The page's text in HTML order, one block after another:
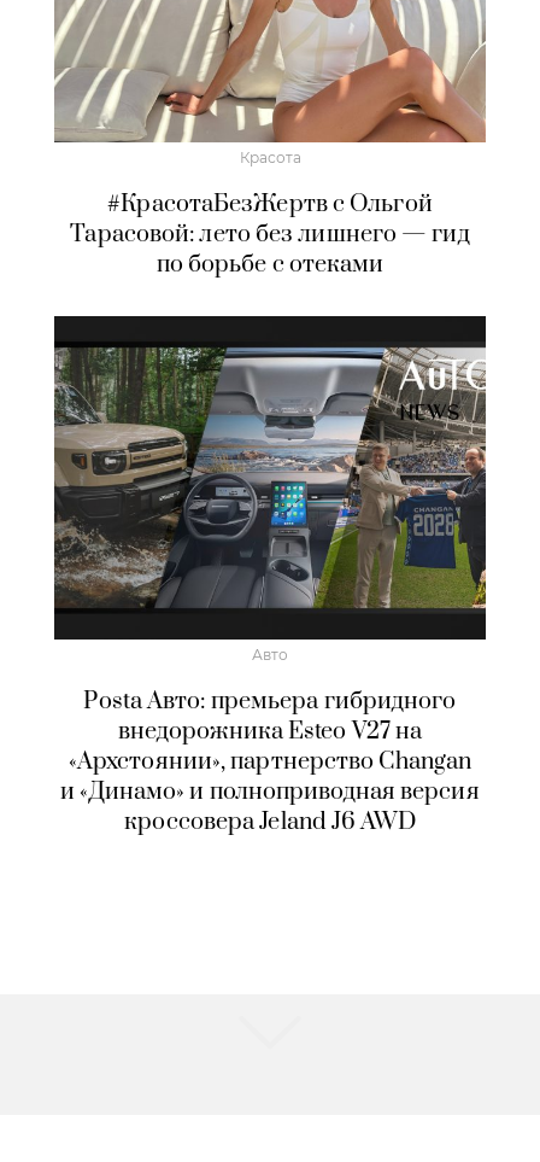
Красота
#КрасотаБезЖертв с Ольгой
Тарасовой: лето без лишнего — гид
по борьбе с отеками
Авто
Posta Авто: премьера гибридного
внедорожника Esteo V27 на
«Архстоянии», партнерство Changan
и «Динамо» и полноприводная версия
кроссовера Jeland J6 AWD